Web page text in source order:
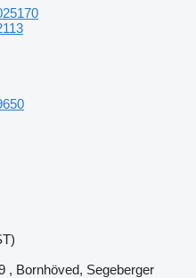
, Bornhöved, Segeberger